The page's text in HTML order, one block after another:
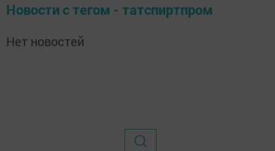
Новости с тегом - татспиртпром
Нет новостей